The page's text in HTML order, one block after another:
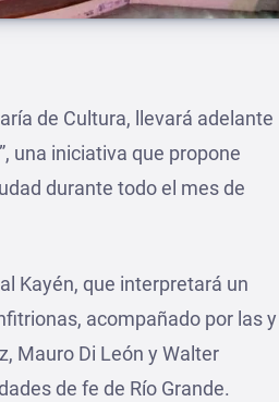
de Cultura, llevará adelante
una iniciativa que propone
durante todo el mes de
Kayén, que interpretará un
acompañado por las y
Mauro Di León y Walter
de fe de Río Grande.